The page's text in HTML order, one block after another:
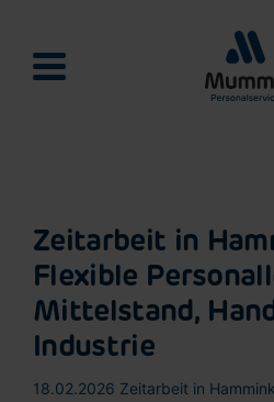
Mumme
Zeitarbeit in
Flexible
Mittelstand,
Industrie
18.02.2026 Zeitarbeit in